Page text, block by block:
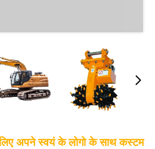
लिए अपने स्वयं के लोगो के साथ कस्टम